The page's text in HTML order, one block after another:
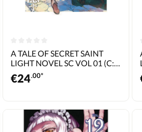
A TALE OF SECRET SAINT
LIGHT NOVEL SC VOL 01 (C:
0-1-1)
€24.00*